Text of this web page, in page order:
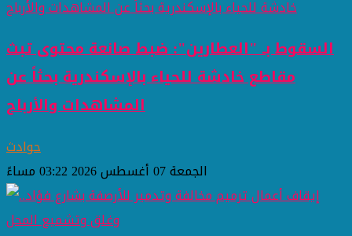
السقوط بـ "العطارين": ضبط صانعة محتوى تبث
مقاطع خادشة للحياء بالإسكندرية بحثاً عن
المشاهدات والأرباح
حوادث
الجمعة 07 أغسطس 2026 03:22 مساءً